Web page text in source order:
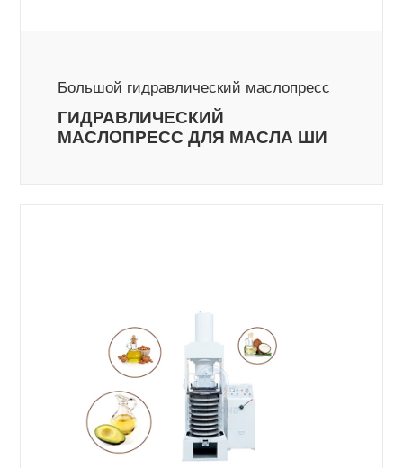
Большой гидравлический маслопресс
ГИДРАВЛИЧЕСКИЙ
МАСЛOПРЕСС ДЛЯ МАСЛА ШИ